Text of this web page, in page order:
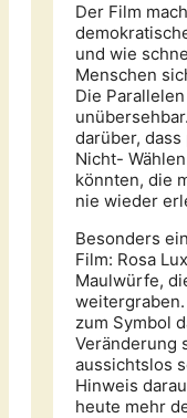
Der Film
und wie
Menschen
Die
darüber,
Nicht-
könnten, die
nie wieder
Besonders
Film: Rosa
Maulwürfe,
zum Symbol
Veränderung
aussichtslos
Hinweis
heute mehr